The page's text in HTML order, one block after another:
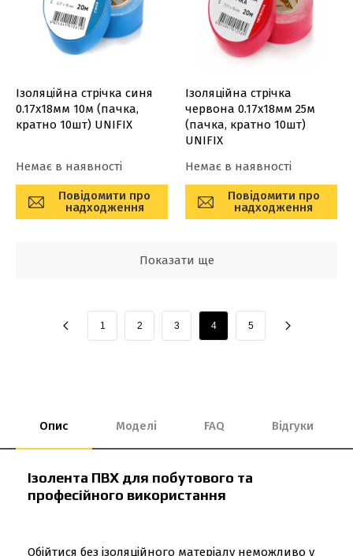
Ізоляційна стрiчка синя
0.17х18мм 10м (пачка,
кратно 10шт) UNIFIX
Немає в наявності
Повідомити про
надходження
Ізоляційна стрiчка
червона 0.17х18мм 25м
(пачка, кратно 10шт)
UNIFIX
Немає в наявності
Повідомити про
надходження
Показати ще
1 2 3 4 5
Опис Моделі FAQ Відгуки
Ізолента ПВХ для побутового та
професійного використання
Обійтися без ізоляційного матеріалу неможливо у